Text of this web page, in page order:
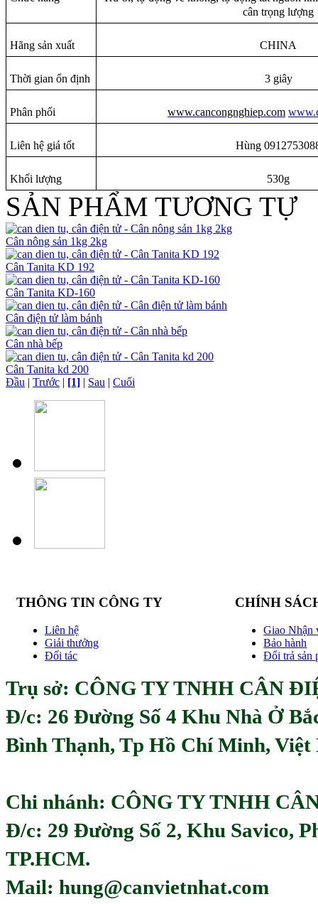
cân trọng lượng
Hãng sản xuất CHINA
Thời gian ổn định 3 giây
Phân phối www.cancongnghiep.com
Liên hệ giá tốt Hùng
Khối lượng 530g
SẢN PHẨM TƯƠNG TỰ
Cân nông sản 1kg 2kg
Cân Tanita KD 192
Cân Tanita KD-160
Cân điện tử làm bánh
Cân nhà bếp
Cân Tanita kd 200
Đầu | Trước | [1] | Sau | Cuối
THÔNG TIN CÔNG TY
Liên hệ
Giải thưởng
Đối tác
CHÍNH
Giao Nhận
Bảo hành
Đổi trả sản
Trụ sở: CÔNG TY TNHH CÂN
Đ/c: 26 Đường Số 4 Khu Nhà Ở
Bình Thạnh, Tp Hồ Chí Minh, Việt
Chi nhánh: CÔNG TY TNHH
Đ/c: 29 Đường Số 2, Khu Savico,
TP.HCM.
Mail: hung@canvietnhat.com